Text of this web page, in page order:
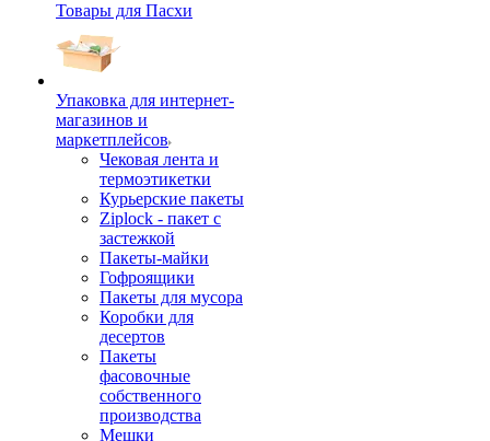
Товары для Пасхи
Упаковка для интернет-
магазинов и
маркетплейсов
Чековая лента и
термоэтикетки
Курьерские пакеты
Ziplock - пакет с
застежкой
Пакеты-майки
Гофроящики
Пакеты для мусора
Коробки для
десертов
Пакеты
фасовочные
собственного
производства
Мешки